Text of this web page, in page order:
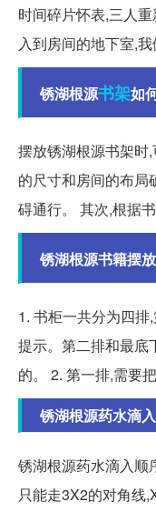
时间碎片怀表,三人
入到房间的地下室,
锈湖根源书架如
摆放锈湖根源书架时
的尺寸和房间的布局
碍通行。 其次,根据
锈湖根源书籍摆放
1. 书柜一共分为四
提示。第二排和最底
的。 2. 第一排,需要
锈湖根源药水滴
锈湖根源药水滴入顺
只能走3X2的对角线